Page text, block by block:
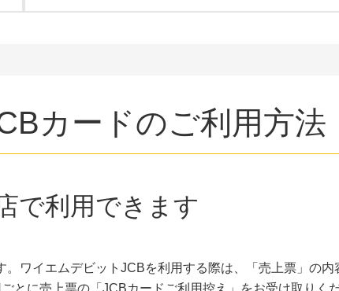
カードのご利用方法
で利用できます
ワイエムデビットJCBを利用する際は、「売上票」の内